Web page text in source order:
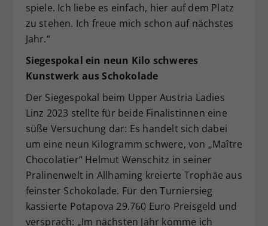
spiele. Ich liebe es einfach, hier auf dem Platz
zu stehen. Ich freue mich schon auf nächstes
Jahr.“
Siegespokal ein neun Kilo schweres
Kunstwerk aus Schokolade
Der Siegespokal beim Upper Austria Ladies
Linz 2023 stellte für beide Finalistinnen eine
süße Versuchung dar: Es handelt sich dabei
um eine neun Kilogramm schwere, von „Maître
Chocolatier“ Helmut Wenschitz in seiner
Pralinenwelt in Allhaming kreierte Trophäe aus
feinster Schokolade. Für den Turniersieg
kassierte Potapova 29.760 Euro Preisgeld und
versprach: „Im nächsten Jahr komme ich